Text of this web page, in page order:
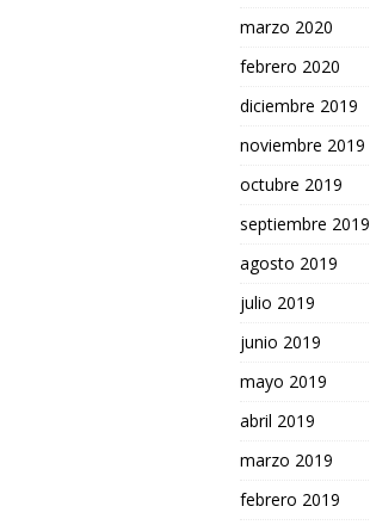
marzo 2020
febrero 2020
diciembre 2019
noviembre 2019
octubre 2019
septiembre 2019
agosto 2019
julio 2019
junio 2019
mayo 2019
abril 2019
marzo 2019
febrero 2019